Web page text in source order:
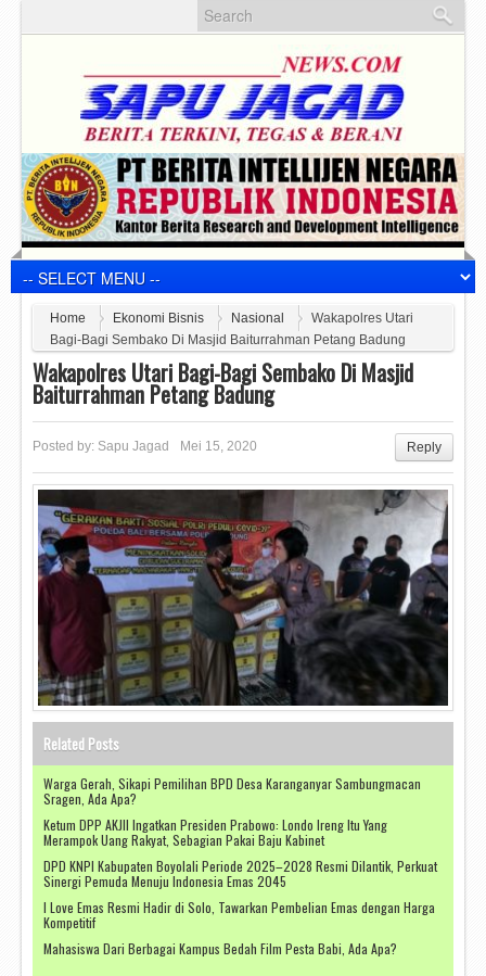
Home Ekonomi Bisnis Nasional
Wakapolres Utari
Bagi-Bagi Sembako Di Masjid Baiturrahman Petang Badung
Wakapolres Utari Bagi-Bagi Sembako Di Masjid
Baiturrahman Petang Badung
Posted by: Sapu Jagad Mei 15, 2020 Reply
Related Posts
Warga Gerah, Sikapi Pemilihan BPD Desa Karanganyar Sambungmacan
Sragen, Ada Apa?
Ketum DPP AKJII Ingatkan Presiden Prabowo: Londo Ireng Itu Yang
Merampok Uang Rakyat, Sebagian Pakai Baju Kabinet
DPD KNPI Kabupaten Boyolali Periode 2025–2028 Resmi Dilantik, Perkuat
Sinergi Pemuda Menuju Indonesia Emas 2045
I Love Emas Resmi Hadir di Solo, Tawarkan Pembelian Emas dengan Harga
Kompetitif
Mahasiswa Dari Berbagai Kampus Bedah Film Pesta Babi, Ada Apa?